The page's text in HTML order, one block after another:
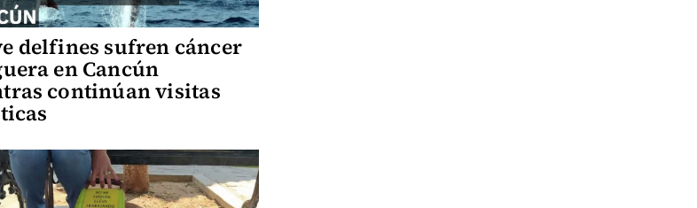
delfines sufren cáncer
en Cancún
continúan visitas